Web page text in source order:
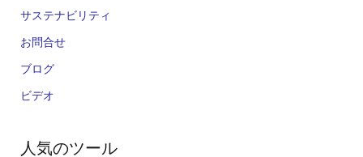
サステナビリティ
お問合せ
ブログ
ビデオ
人気のツール